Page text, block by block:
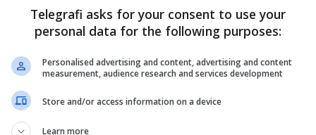
Telegrafi asks for your consent to use your
personal data for the following purposes:
Personalised advertising and content, advertising and content
measurement, audience research and services development
Store and/or access information on a device
Learn more